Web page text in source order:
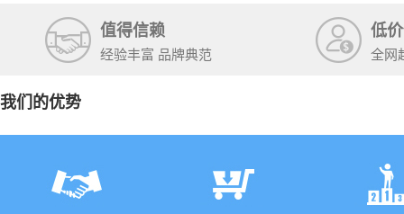
值得信赖
经验丰富 品牌典范
低
全网
我们的优势